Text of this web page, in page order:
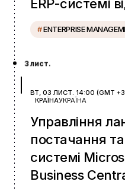
ERP-системі
#ENTERPRISE
3 лист.
ВТ, 03 ЛИСТ. 14:00 (GMT
КРАЇНАУКРАЇНА
Управління
постачання
системі
Business